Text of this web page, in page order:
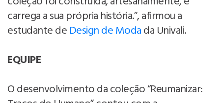
carrega a sua própria história.”, afirmou a
estudante de Design de Modada Univali.
EQUIPE
O desenvolvimento da coleção “Reumanizar: